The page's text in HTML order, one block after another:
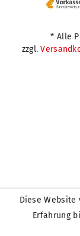
* Alle
zzgl.
Diese Website
Erfahrung